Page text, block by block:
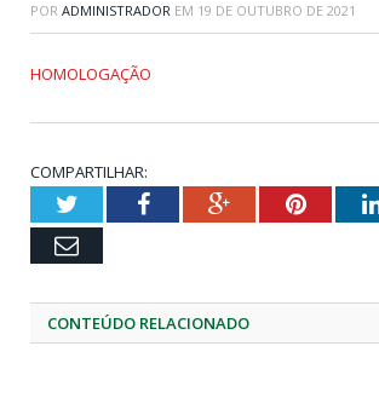
POR ADMINISTRADOR EM 19 DE OUTUBRO DE 2021
HOMOLOGAÇÃO
COMPARTILHAR:
TwitterFacebookGoogle+
Email
CONTEÚDO RELACIONADO